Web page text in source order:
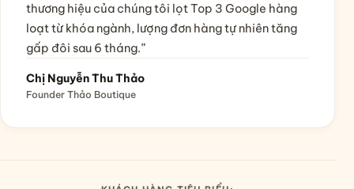
thương hiệu của chúng tôi lọt Top 3 Google hàng
loạt từ khóa ngành, lượng đơn hàng tự nhiên tăng
gấp đôi sau 6 tháng.”
Chị Nguyễn Thu Thảo
Founder Thảo Boutique